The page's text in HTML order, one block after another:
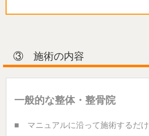
③ 施術の内容
一般的な整体・整骨院
■ マニュアルに沿って施術するだけ